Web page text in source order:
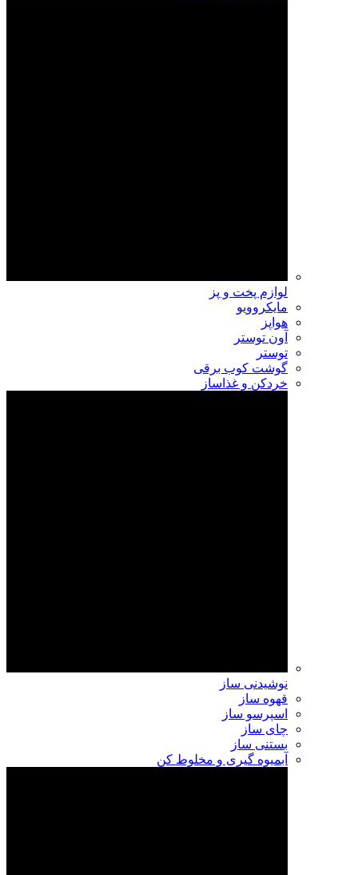
لوازم پخت و پز
مایکروویو
هواپز
آون توستر
توستر
گوشت کوب برقی
خردکن و غذاساز
نوشیدنی ساز
قهوه ساز
اسپرسو ساز
چای ساز
بستنی ساز
آبمیوه گیری و مخلوط کن